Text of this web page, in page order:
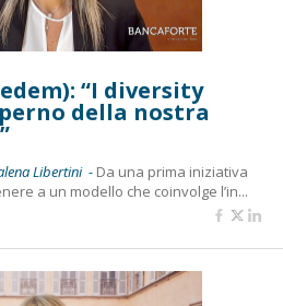
“I diversity
della nostra
Libertini - Da una prima iniziativa
a un modello che coinvolge l’in...